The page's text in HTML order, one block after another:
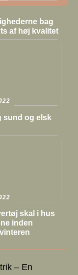
bag
af høj kvalitet
sund og elsk
skal i hus
inden
– En